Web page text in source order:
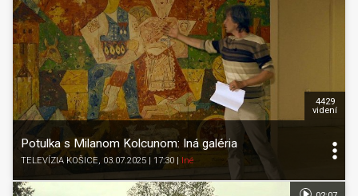
Potulka s Milanom Kolcunom: Iná galéria
TELEVÍZIA KOŠICE, 03.07.2025 | 17:30 | Iné
4429
videní